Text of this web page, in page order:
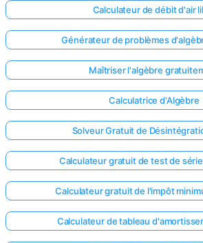
Calculateur de débit d'air
Générateur de problèmes
Maîtriser l'algèbre
Calculatrice d'Algèbre
Solveur Gratuit de
Calculateur gratuit de test de
Calculateur gratuit de l'impôt
Calculateur de tableau